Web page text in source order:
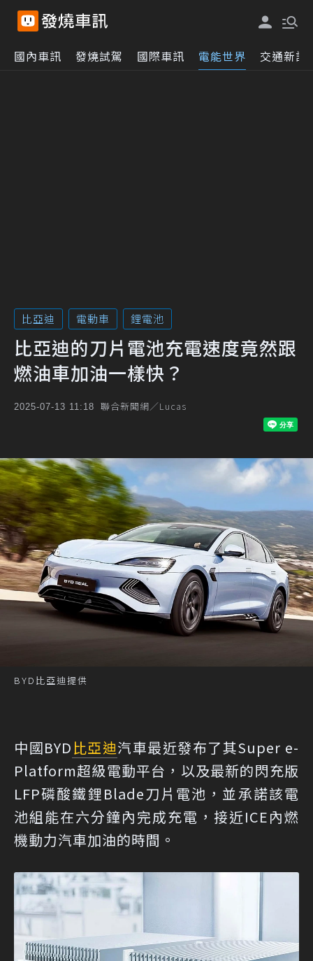
國內車訊 發燒試駕 國際車訊 電能世界 交通新訊
比亞迪 電動車 鋰電池
比亞迪的刀片電池充電速度竟然跟
燃油車加油一樣快？
2025-07-13 11:18 聯合新聞網／Lucas
BYD比亞迪提供
中國BYD 比亞迪汽車最近發布了其Super e-
Platform超級電動平台，以及最新的閃充版
LFP磷酸鐵鋰Blade刀片電池，並承諾該電
池組能在六分鐘內完成充電，接近ICE內燃
機動力汽車加油的時間。